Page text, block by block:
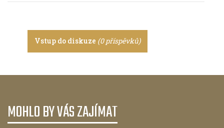
Vstup do diskuze (0 příspěvků)
MOHLO BY VÁS ZAJÍMAT